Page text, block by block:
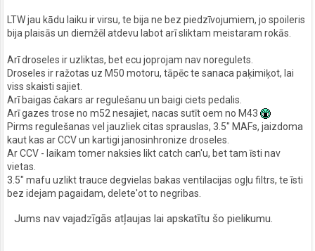
LTW jau kādu laiku ir virsu, te bija ne bez piedzīvojumiem, jo spoileris
bija plaisās un diemžēl atdevu labot arī sliktam meistaram rokās.
Arī droseles ir uzliktas, bet ecu joprojam nav noregulets.
Droseles ir ražotas uz M50 motoru, tāpēc te sanaca paķimiķot, lai
viss skaisti sajiet.
Arī baigas čakars ar regulešanu un baigi ciets pedalis.
Arī gazes trose no m52 nesajiet, nacas sutīt oem no M43
Pirms regulešanas vel jauzliek citas sprauslas, 3.5" MAFs, jaizdoma
kaut kas ar CCV un kartigi janosinhronize droseles.
Ar CCV - laikam tomer naksies likt catch can'u, bet tam īsti nav
vietas.
3.5" mafu uzlikt trauce degvielas bakas ventilacijas ogļu filtrs, te īsti
bez idejam pagaidam, delete'ot to negribas.
Jums nav vajadzīgās atļaujas lai apskatītu šo pielikumu.